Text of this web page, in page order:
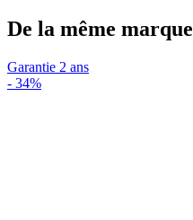
De la même marque
Garantie 2 ans
- 34%